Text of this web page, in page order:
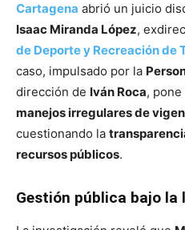
Cartagena abrió un juicio
Isaac Miranda López,
de Deporte y Recreación de
caso, impulsado por la
dirección de Iván Roca,
manejos irregulares de
cuestionando la
recursos públicos.
Gestión pública bajo la